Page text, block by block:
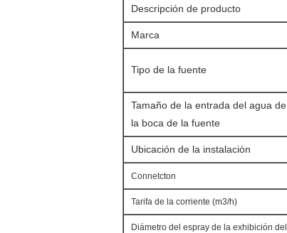
Descripción de producto
Marca
Tipo de la fuente
Tamaño de la entrada del agua de
la boca de la fuente
Ubicación de la instalación
Connetcton
Tarifa de la corriente (m3/h)
Diámetro del espray de la exhibición del